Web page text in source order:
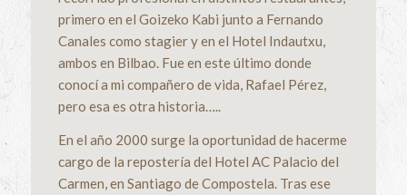
primero en el Goizeko Kabi junto a Fernando
Canales como stagier y en el Hotel Indautxu,
ambos en Bilbao. Fue en este último donde
conocí a mi compañero de vida, Rafael Pérez,
pero esa es otra historia…..
En el año 2000 surge la oportunidad de hacerme
cargo de la repostería del Hotel AC Palacio del
Carmen, en Santiago de Compostela. Tras ese